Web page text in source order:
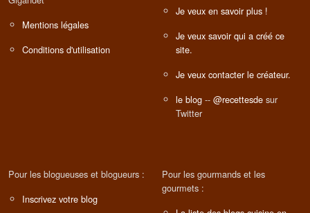
Mentions légales
Conditions d'utilisation
Je veux en savoir plus !
Je veux savoir qui a créé ce
site.
Je veux contacter le créateur.
le blog -- @recettesde sur
Twitter
Pour les blogueuses et blogueurs :
Inscrivez votre blog
Pour les gourmands et les
gourmets :